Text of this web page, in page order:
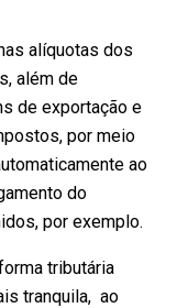
alíquotas dos
além de
de exportação e
por meio
ao
do
por exemplo.
tributária
tranquila, ao